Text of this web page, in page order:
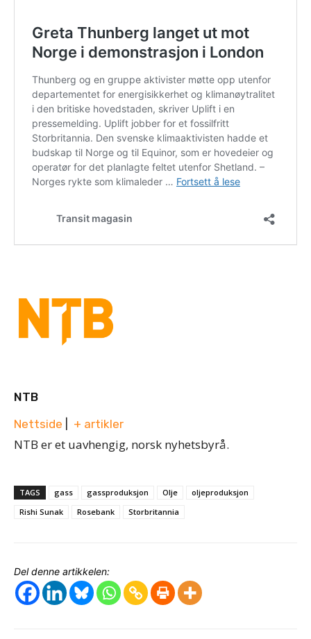
NTB
Nettside
+ artikler
NTB er et uavhengig, norsk nyhetsbyrå.
TAGS gass gassproduksjon Olje
oljeproduksjon
Rishi Sunak
Rosebank Storbritannia
Del denne artikkelen: